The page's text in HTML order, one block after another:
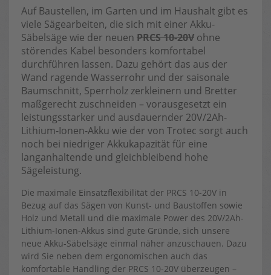
Auf Baustellen, im Garten und im Haushalt gibt es
viele Sägearbeiten, die sich mit einer Akku-
Säbelsäge wie der neuen PRCS 10-20V ohne
störendes Kabel besonders komfortabel
durchführen lassen. Dazu gehört das aus der
Wand ragende Wasserrohr und der saisonale
Baumschnitt, Sperrholz zerkleinern und Bretter
maßgerecht zuschneiden – vorausgesetzt ein
leistungsstarker und ausdauernder 20V/2Ah-
Lithium-Ionen-Akku wie der von Trotec sorgt auch
noch bei niedriger Akkukapazität für eine
langanhaltende und gleichbleibend hohe
Sägeleistung.
Die maximale Einsatzflexibilität der PRCS 10-20V in
Bezug auf das Sägen von Kunst- und Baustoffen sowie
Holz und Metall und die maximale Power des 20V/2Ah-
Lithium-Ionen-Akkus sind gute Gründe, sich unsere
neue Akku-Säbelsäge einmal näher anzuschauen. Dazu
wird Sie neben dem ergonomischen auch das
komfortable Handling der PRCS 10-20V überzeugen –